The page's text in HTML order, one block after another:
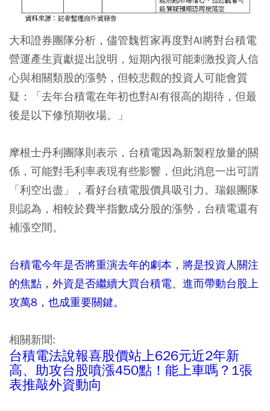
大和證券團隊分析，儘管魏哲家再度對AI將對台積電
營運產生貢獻提出說明，短期內很可能刺激投資人信
心與相關類股的漲勢，但較悲觀的投資人可能會質
疑：「去年台積電在年初也對AI有很高的期待，但最
後是以下修預期收場。」
摩根士丹利團隊則表示，台積電因為新製程放量的關
係，可能對毛利率表現有些影響，但此消息一出可謂
「利空出盡」，看好台積電股價具吸引力。瑞銀團隊
則認為，相較於費半指數成分股的漲勢，台積電還有
補漲空間。
台積電今年是否將重演去年的劇本，將是投資人關注
的焦點，外資是否繼續大買台積電、進而帶動台股上
攻萬8，也成重要關鍵。
相關新聞:
台積電法說報喜股價站上626元近2年新
高、助攻台股噴漲450點！能上車嗎？1張
表推敲外資動向